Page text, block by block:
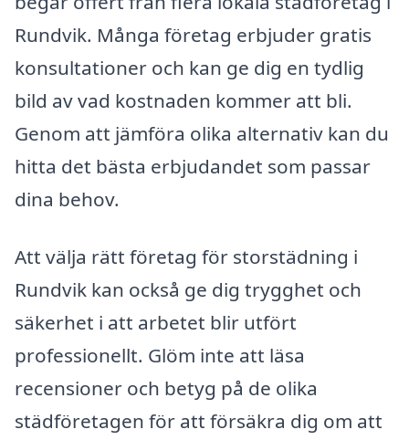
Rundvik. Många företag erbjuder gratis
konsultationer och kan ge dig en tydlig
bild av vad kostnaden kommer att bli.
Genom att jämföra olika alternativ kan du
hitta det bästa erbjudandet som passar
dina behov.
Att välja rätt företag för storstädning i
Rundvik kan också ge dig trygghet och
säkerhet i att arbetet blir utfört
professionellt. Glöm inte att läsa
recensioner och betyg på de olika
städföretagen för att försäkra dig om att